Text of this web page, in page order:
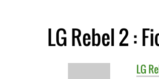
LG Rebel 2 :
LG